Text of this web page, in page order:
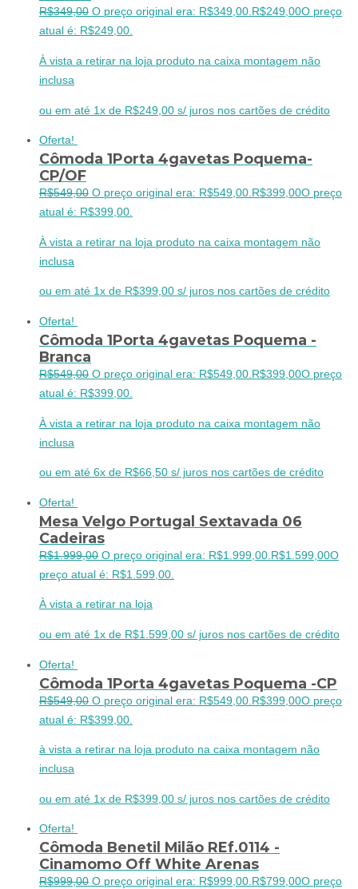
R$349,00 O preço original era: R$349,00. R$249,00O preço
atual é: R$249,00.
À vista a retirar na loja produto na caixa montagem não
inclusa
ou em até 1x de R$249,00 s/ juros nos cartões de crédito
Oferta!
Cômoda 1Porta 4gavetas Poquema-
CP/OF
R$549,00 O preço original era: R$549,00. R$399,00O preço
atual é: R$399,00.
À vista a retirar na loja produto na caixa montagem não
inclusa
ou em até 1x de R$399,00 s/ juros nos cartões de crédito
Oferta!
Cômoda 1Porta 4gavetas Poquema -
Branca
R$549,00 O preço original era: R$549,00. R$399,00O preço
atual é: R$399,00.
À vista a retirar na loja produto na caixa montagem não
inclusa
ou em até 6x de R$66,50 s/ juros nos cartões de crédito
Oferta!
Mesa Velgo Portugal Sextavada 06
Cadeiras
R$1.999,00 O preço original era: R$1.999,00. R$1.599,00O
preço atual é: R$1.599,00.
À vista a retirar na loja
ou em até 1x de R$1.599,00 s/ juros nos cartões de crédito
Oferta!
Cômoda 1Porta 4gavetas Poquema -CP
R$549,00 O preço original era: R$549,00. R$399,00O preço
atual é: R$399,00.
à vista a retirar na loja produto na caixa montagem não
inclusa
ou em até 1x de R$399,00 s/ juros nos cartões de crédito
Oferta!
Cômoda Benetil Milão REf.0114 -
Cinamomo Off White Arenas
R$999,00 O preço original era: R$999,00. R$799,00O preço